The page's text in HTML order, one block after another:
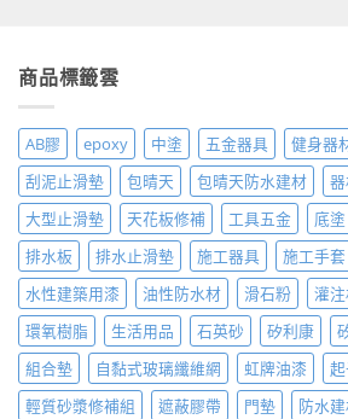
商品標籤雲
AB膠 epoxy 中塗 五金器具 健身器
刮泥止滑墊
包晴天 包晴天防水建材
大型止滑墊
天花板修補 工具五金 底塗
排水板
排水止滑墊 施工器具 施工手套
水性建築用漆
油性防水材 滑石粉 灌
環氧樹脂
生活用品 石英砂 矽利康
組合墊
自黏式玻璃纖維網 虹牌油漆
輕質砂漿修補組
遮蔽膠帶 門墊 防水